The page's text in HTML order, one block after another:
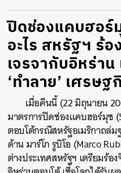
ปิดช่องแคบฮอร์
อะไร สหรัฐฯ ร้อ
เจรจากับอิหร่าน
‘ทำลาย’ เศรษ
เมื่อคืนนี้ (22 มิถุนายน
มาตรการปิดช่องแคบฮอร์มุซ
ตอบโต้กรณีสหรัฐอเมริกาถล่ม
ด้าน มาร์โก รูบิโอ (Marco
ต่างประเทศสหรัฐฯ เตรียมร้อ